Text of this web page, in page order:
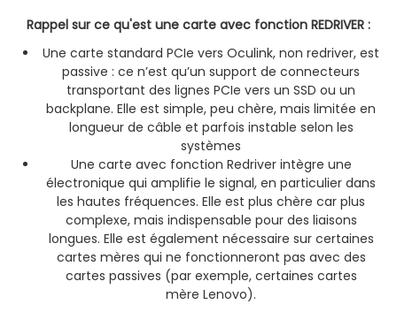
Rappel sur ce qu'est une carte avec fonction REDRIVER :
Une carte standard PCIe vers Oculink, non redriver, est
passive : ce n’est qu’un support de connecteurs
transportant des lignes PCIe vers un SSD ou un
backplane. Elle est simple, peu chère, mais limitée en
longueur de câble et parfois instable selon les
systèmes
Une carte avec fonction Redriver intègre une
électronique qui amplifie le signal, en particulier dans
les hautes fréquences. Elle est plus chère car plus
complexe, mais indispensable pour des liaisons
longues. Elle est également nécessaire sur certaines
cartes mères qui ne fonctionneront pas avec des
cartes passives (par exemple, certaines cartes
mère Lenovo).